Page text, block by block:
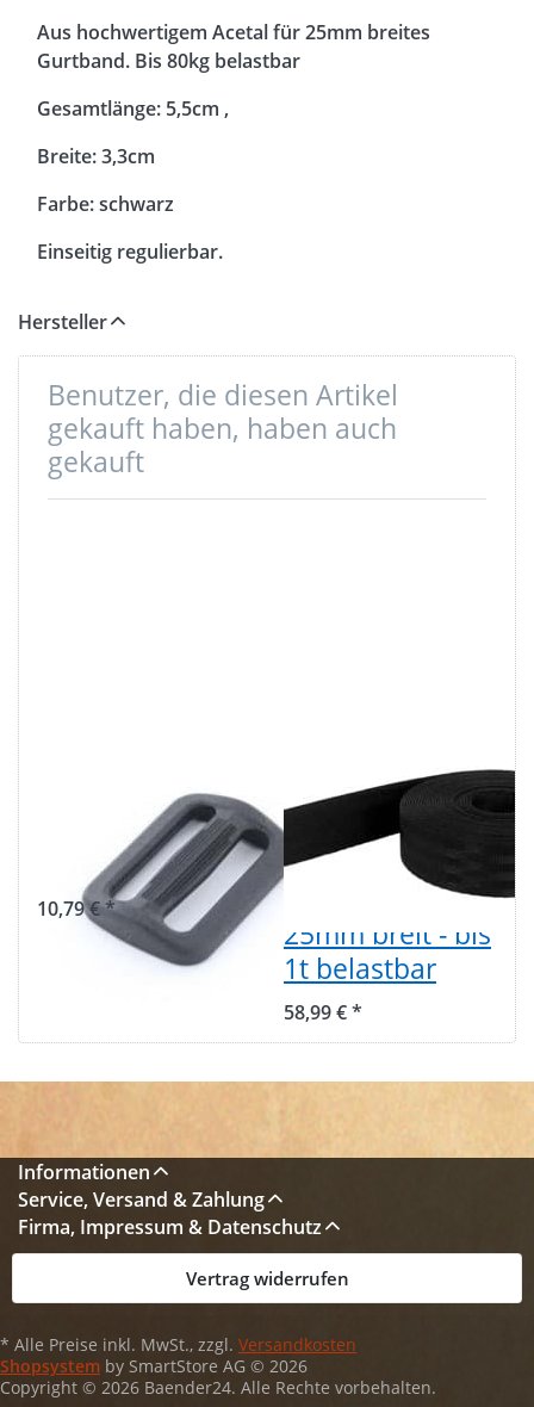
Aus hochwertigem Acetal für 25mm breites
Gurtband. Bis 80kg belastbar
Gesamtlänge: 5,5cm ,
Breite: 3,3cm
Farbe: schwarz
Einseitig regulierbar.
Hersteller
Benutzer, die diesen Artikel
gekauft haben, haben auch
gekauft
Nylon - 25mm
Durchlass - 50
Stück
10,79 € *
/ Kindergurt
schwarz aus
25mm breit - bis
1t belastbar
58,99 € *
Informationen
Service, Versand & Zahlung
Firma, Impressum & Datenschutz
Vertrag widerrufen
* Alle Preise inkl. MwSt., zzgl. Versandkosten
Shopsystem by SmartStore AG © 2026
Copyright © 2026 Baender24. Alle Rechte vorbehalten.